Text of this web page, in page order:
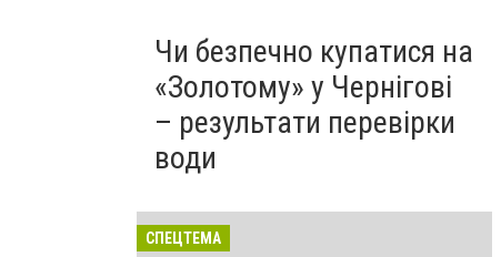
Чи безпечно купатися на
«Золотому» у Чернігові
– результати перевірки
води
СПЕЦТЕМА